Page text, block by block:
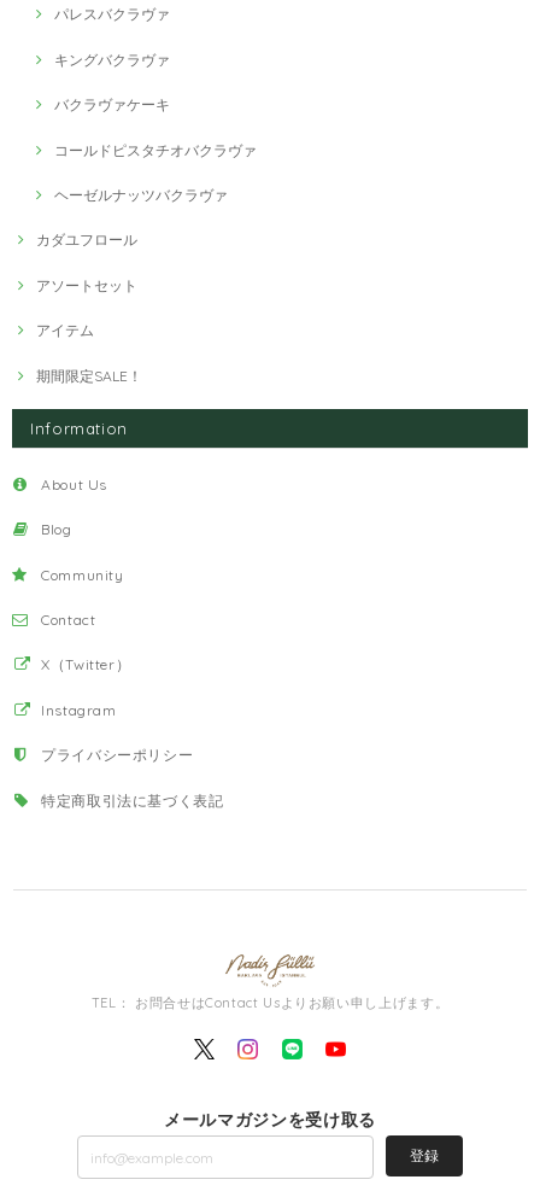
パレスバクラヴァ
キングバクラヴァ
バクラヴァケーキ
コールドピスタチオバクラヴァ
ヘーゼルナッツバクラヴァ
カダユフロール
アソートセット
アイテム
期間限定SALE！
Information
About Us
Blog
Community
Contact
X（Twitter）
Instagram
プライバシーポリシー
特定商取引法に基づく表記
TEL： お問合せはContact Usよりお願い申し上げます。
メールマガジンを受け取る
登録